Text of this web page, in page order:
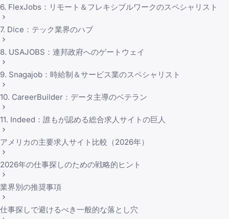
6. FlexJobs：リモート＆フレキシブルワークのスペシャリスト
7. Dice：テック業界のハブ
8. USAJOBS：連邦政府へのゲートウェイ
9. Snagajob：時給制＆サービス業のスペシャリスト
10. CareerBuilder：データ主導のベテラン
11. Indeed：誰もが認める総合求人サイトの巨人
アメリカの主要求人サイト比較（2026年）
2026年の仕事探しのための戦略的ヒント
業界別の推奨事項
仕事探しで避けるべき一般的な落とし穴